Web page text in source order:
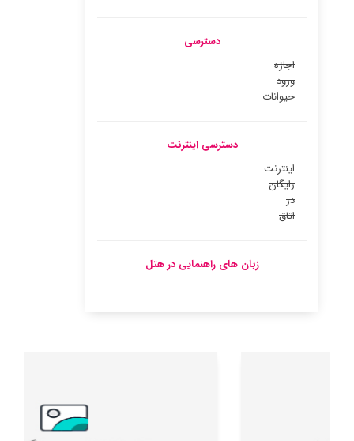
دسترسی
اجازه
ورود
حیوانات
دسترسی اینترنت
اینترنت
رایگان
در
اتاق
زبان های راهنمایی در هتل